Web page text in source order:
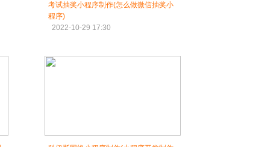
考试抽奖小程序制作(怎么做微信抽奖小
程序)
2022-10-29 17:30